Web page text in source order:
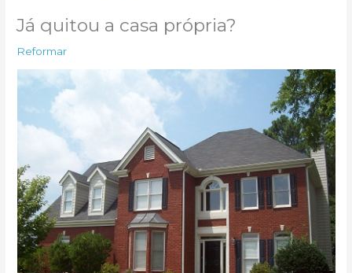
Já quitou a casa própria?
Reformar